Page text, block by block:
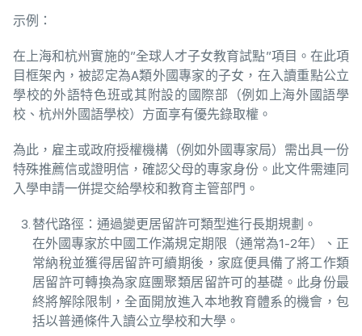
示例：
在上海和杭州實施的”全球人才子女教育試點”項目。在此項
目框架內，被認定為A類外國專家的子女，在入讀重點公立
學校的外語特色班或其附設的國際部（例如上海外國語學
校、杭州外國語學校）方面享有優先錄取權。
為此，雇主或政府授權機構（例如外國專家局）需出具一份
特殊推薦信或證明信，確認父母的專家身份。此文件需連同
入學申請一併提交給學校和教育主管部門。
替代路徑：通過變更居留許可類型進行長期規劃。
在外國專家於中國工作滿規定期限（通常為1-2年）、正
常納稅並獲得居留許可續期後，家庭便具備了將工作類
居留許可轉換為家庭團聚類居留許可的基礎。此身份最
終將解除限制，全面開放進入本地教育體系的機會，包
括以普通條件入讀公立學校和大學。